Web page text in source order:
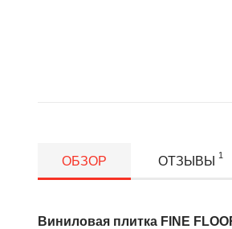
ОБЗОР ОТЗЫВЫ 1
Виниловая плитка FINE